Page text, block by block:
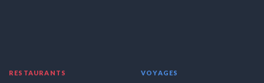
RESTAURANTS VOYAGES